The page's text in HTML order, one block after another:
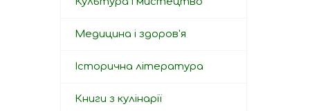
Медицина і здоров'я
Історична література
Книги з кулінарії